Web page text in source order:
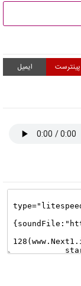
پینترست ایمیل